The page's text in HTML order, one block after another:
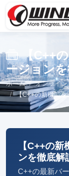
【C++
ージョン
ホーム
オンライ
【C++の新機能
【C++の
ンを徹底解
C++の最新バ